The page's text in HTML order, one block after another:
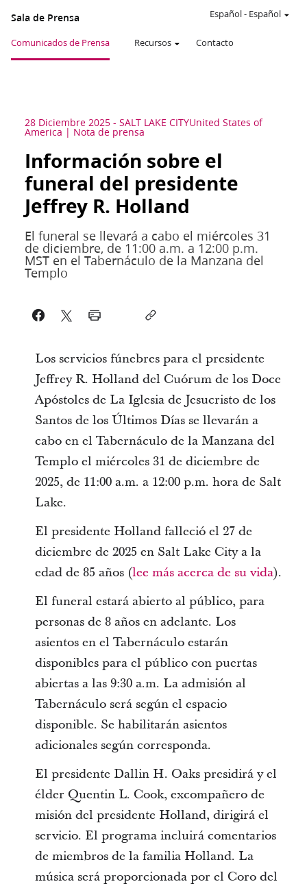
Sala de Prensa
Comunicados de Prensa Recursos Contacto
Español- Español
28 Diciembre 2025 - SALT LAKE CITYUnited States of
America Nota de prensa
Información sobre el
funeral del presidente
Jeffrey R. Holland
El funeral se llevará a cabo el miércoles 31
de diciembre, de 11:00 a.m. a 12:00 p.m.
MST en el Tabernáculo de la Manzana del
Templo
Los servicios fúnebres para el presidente
Jeffrey R. Holland del Cuórum de los Doce
Apóstoles de La Iglesia de Jesucristo de los
Santos de los Últimos Días se llevarán a
cabo en el Tabernáculo de la Manzana del
Templo el miércoles 31 de diciembre de
2025, de 11:00 a.m. a 12:00 p.m. hora de Salt
Lake.
El presidente Holland falleció el 27 de
diciembre de 2025 en Salt Lake City a la
edad de 85 años (lee más acerca de su vida).
El funeral estará abierto al público, para
personas de 8 años en adelante. Los
asientos en el Tabernáculo estarán
disponibles para el público con puertas
abiertas a las 9:30 a.m. La admisión al
Tabernáculo será según el espacio
disponible. Se habilitarán asientos
adicionales según corresponda.
El presidente Dallin H. Oaks presidirá y el
élder Quentin L. Cook, excompañero de
misión del presidente Holland, dirigirá el
servicio. El programa incluirá comentarios
de miembros de la familia Holland. La
música será proporcionada por el Coro del